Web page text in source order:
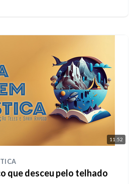
11:52
que desceu pelo telhado